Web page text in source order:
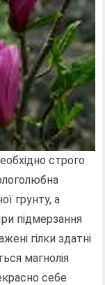
строго
грунту, а
підмерзання
гілки здатні
магнолія
себе